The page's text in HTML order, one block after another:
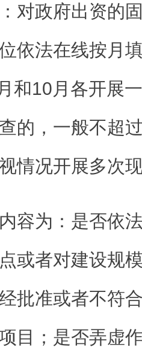
对政府出资的
依法在线按月
和10月各开展
的，一般不超
情况开展多次
容为：是否依
或者对建设规
批准或者不符
目；是否弄虚